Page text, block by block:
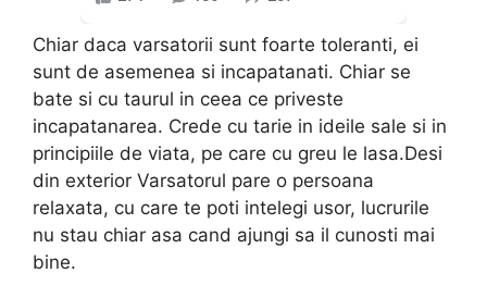
Chiar daca varsatorii sunt foarte toleranti, ei
sunt de asemenea si incapatanati. Chiar se
bate si cu taurul in ceea ce priveste
incapatanarea. Crede cu tarie in ideile sale si in
principiile de viata, pe care cu greu le lasa.Desi
din exterior Varsatorul pare o persoana
relaxata, cu care te poti intelegi usor, lucrurile
nu stau chiar asa cand ajungi sa il cunosti mai
bine.